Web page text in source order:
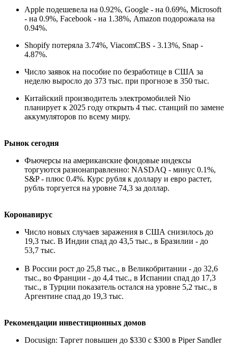
Apple подешевела на 0.92%, Google - на 0.69%, Microsoft
- на 0.9%, Facebook - на 1.38%, Amazon подорожала на
0.94%.
Shopify потеряла 3.74%, ViacomCBS - 3.13%, Snap -
4.87%.
Число заявок на пособие по безработице в США за
неделю выросло до 373 тыс. при прогнозе в 350 тыс.
Китайский производитель электромобилей Nio
планирует к 2025 году открыть 4 тыс. станций по замене
аккумуляторов по всему миру.
Рынок сегодня
Фьючерсы на американские фондовые индексы
торгуются разнонаправленно: NASDAQ - минус 0.1%,
S&P - плюс 0.4%. Курс рубля к доллару и евро растет,
рубль торгуется на уровне 74,3 за доллар.
Коронавирус
Число новых случаев заражения в США снизилось до
19,3 тыс. В Индии спад до 43,5 тыс., в Бразилии - до
53,7 тыс.
В России рост до 25,8 тыс., в Великобритании - до 32,6
тыс., во Франции - до 4,4 тыс., в Испании спад до 17,3
тыс., в Турции показатель остался на уровне 5,2 тыс., в
Аргентине спад до 19,3 тыс.
Рекомендации инвестиционных домов
Docusign: Таргет повышен до $330 с $300 в Piper Sandler